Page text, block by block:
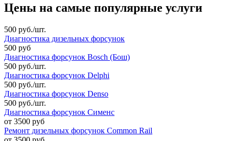
Цены на самые популярные услуги
500 руб./шт.
Диагностика дизельных форсунок
500 руб
Диагностика форсунок Bosch (Бош)
500 руб./шт.
Диагностика форсунок Delphi
500 руб./шт.
Диагностика форсунок Denso
500 руб./шт.
Диагностика форсунок Сименс
от 3500 руб
Ремонт дизельных форсунок Common Rail